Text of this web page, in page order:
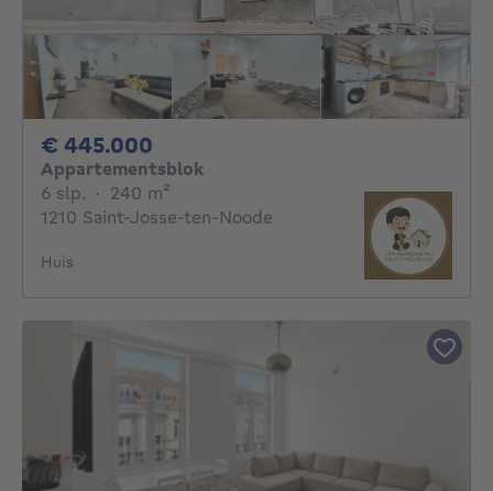
€ 445.000
Appartementsblok
6 slp. 6 slaapkamers
· 240 m²
1210 Saint-Josse-ten-Noode
Huis